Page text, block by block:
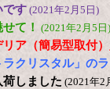
です (2021年2月5日)
て！ (2021年2月5日)
ア（簡易型取付
ラクリスタル」の
荷しました (2021年2